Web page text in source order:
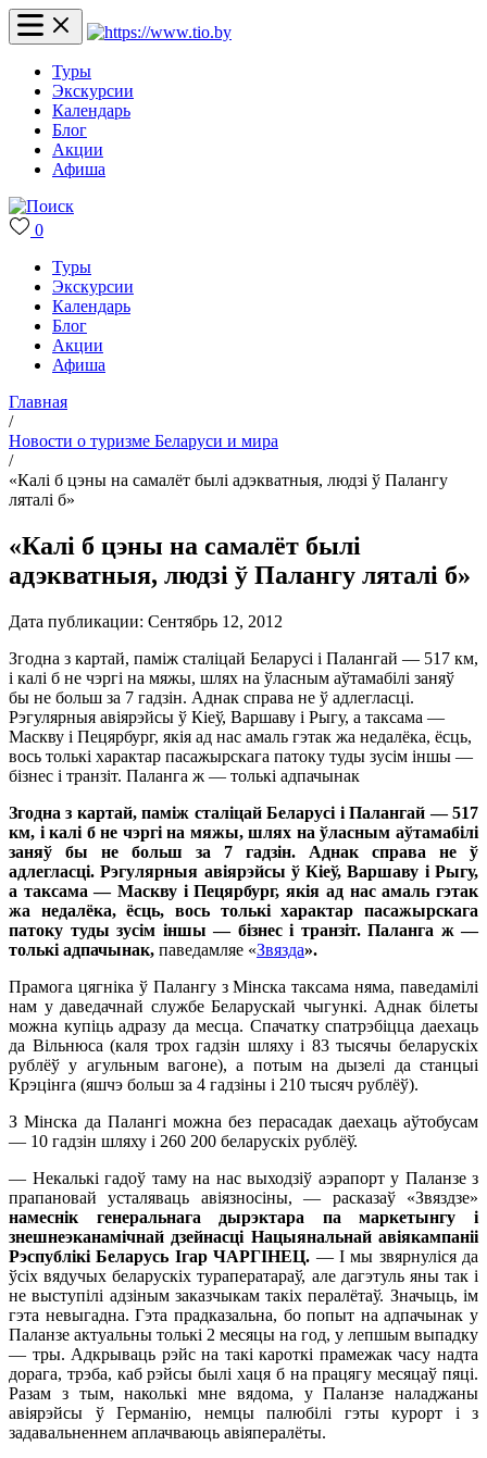
Туры
Экскурсии
Календарь
Блог
Акции
Афиша
0
Туры
Экскурсии
Календарь
Блог
Акции
Афиша
Главная
/
Новости о туризме Беларуси и мира
/
«Калі б цэны на самалёт былі адэкватныя, людзі ў Палангу
ляталі б»
«Калі б цэны на самалёт былі
адэкватныя, людзі ў Палангу ляталі б»
Дата публикации: Сентябрь 12, 2012
Згодна з картай, паміж сталіцай Беларусі і Палангай — 517 км,
і калі б не чэргі на мяжы, шлях на ўласным аўтамабілі заняў
бы не больш за 7 гадзін. Аднак справа не ў адлегласці.
Рэгулярныя авіярэйсы ў Кіеў, Варшаву і Рыгу, а таксама —
Маскву і Пецярбург, якія ад нас амаль гэтак жа недалёка, ёсць,
вось толькі характар пасажырскага патоку туды зусім іншы —
бізнес і транзіт. Паланга ж — толькі адпачынак
Згодна з картай, паміж сталіцай Беларусі і Палангай — 517
км, і калі б не чэргі на мяжы, шлях на ўласным аўтамабілі
заняў бы не больш за 7 гадзін. Аднак справа не ў
адлегласці. Рэгулярныя авіярэйсы ў Кіеў, Варшаву і Рыгу,
а таксама — Маскву і Пецярбург, якія ад нас амаль гэтак
жа недалёка, ёсць, вось толькі характар пасажырскага
патоку туды зусім іншы — бізнес і транзіт. Паланга ж —
толькі адпачынак, паведамляе «Звязда».
Прамога цягніка ў Палангу з Мінска таксама няма, паведамілі
нам у даведачнай службе Беларускай чыгункі. Аднак білеты
можна купіць адразу да месца. Спачатку спатрэбіцца даехаць
да Вільнюса (каля трох гадзін шляху і 83 тысячы беларускіх
рублёў у агульным вагоне), а потым на дызелі да станцыі
Крэцінга (яшчэ больш за 4 гадзіны і 210 тысяч рублёў).
З Мінска да Палангі можна без перасадак даехаць аўтобусам
— 10 гадзін шляху і 260 200 беларускіх рублёў.
— Некалькі гадоў таму на нас выходзіў аэрапорт у Паланзе з
прапановай усталяваць авіязносіны, — расказаў «Звяздзе»
намеснік генеральнага дырэктара па маркетынгу і
знешнеэканамічнай дзейнасці Нацыянальнай авіякампаніі
Рэспублікі Беларусь Ігар ЧАРГІНЕЦ. — І мы звярнуліся да
ўсіх вядучых беларускіх тураператараў, але дагэтуль яны так і
не выступілі адзіным заказчыкам такіх пералётаў. Значыць, ім
гэта невыгадна. Гэта прадказальна, бо попыт на адпачынак у
Паланзе актуальны толькі 2 месяцы на год, у лепшым выпадку
— тры. Адкрываць рэйс на такі кароткі прамежак часу надта
дорага, трэба, каб рэйсы былі хаця б на працягу месяцаў пяці.
Разам з тым, наколькі мне вядома, у Паланзе наладжаны
авіярэйсы ў Германію, немцы палюбілі гэты курорт і з
задавальненнем аплачваюць авіяпералёты.